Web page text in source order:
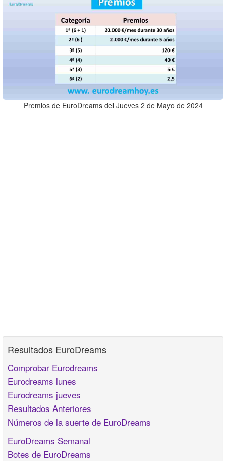
Premios de EuroDreams del Jueves 2 de Mayo de 2024
Resultados EuroDreams
Comprobar Eurodreams
Eurodreams lunes
Eurodreams jueves
Resultados Anteriores
Números de la suerte de EuroDreams
EuroDreams Semanal
Botes de EuroDreams